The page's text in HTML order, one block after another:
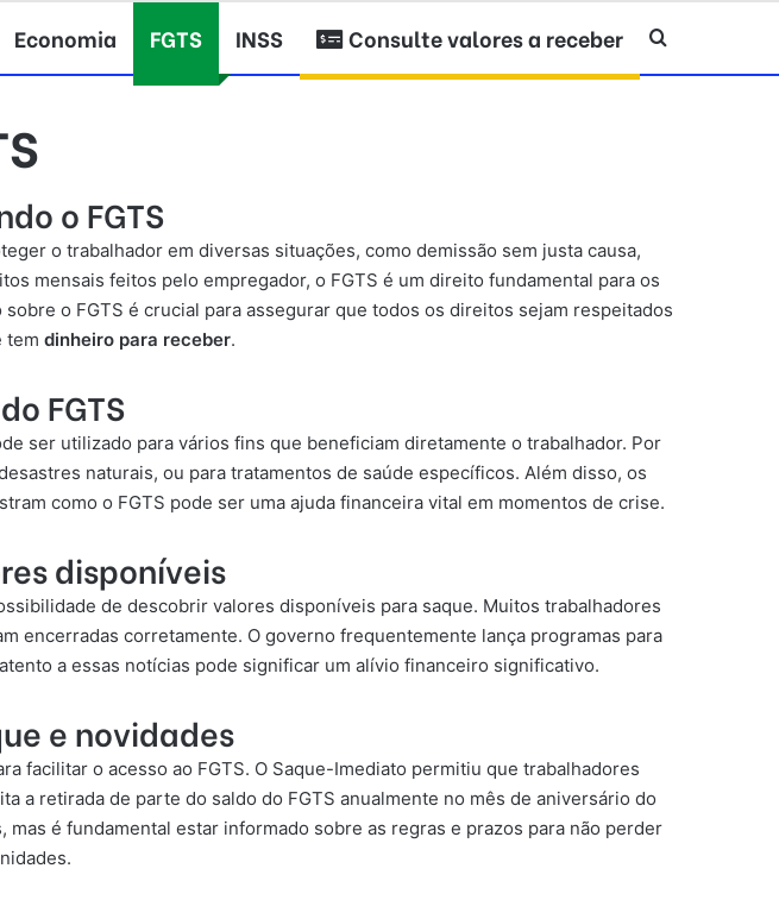
Economia FGTS INSS Consulte valores a receber Procurar por
o FGTS
o trabalhador em diversas situações, como demissão sem justa causa,
mensais feitos pelo empregador, o FGTS é um direito fundamental para os
o FGTS é crucial para assegurar que todos os direitos sejam respeitados
tem dinheiro para receber.
FGTS
ser utilizado para vários fins que beneficiam diretamente o trabalhador. Por
naturais, ou para tratamentos de saúde específicos. Além disso, os
como o FGTS pode ser uma ajuda financeira vital em momentos de crise.
disponíveis
de descobrir valores disponíveis para saque. Muitos trabalhadores
encerradas corretamente. O governo frequentemente lança programas para
a essas notícias pode significar um alívio financeiro significativo.
e novidades
facilitar o acesso ao FGTS. O Saque-Imediato permitiu que trabalhadores
a retirada de parte do saldo do FGTS anualmente no mês de aniversário do
é fundamental estar informado sobre as regras e prazos para não perder